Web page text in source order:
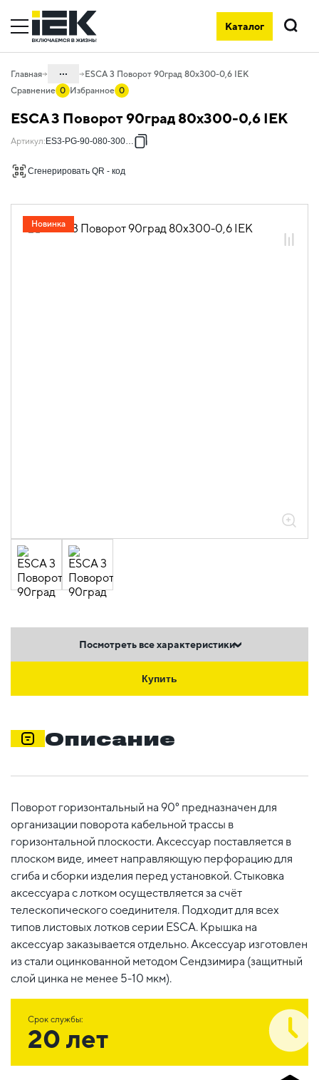
Каталог
Поиск
Главная ...
05.04.04 Аксессуары для лотков
листовых ESCA
ESCA 3 Поворот 90град 80х300-0,6 IEK
Сравнение 0 Избранное 0
ESCA 3 Поворот 90град 80х300-0,6 IEK
Новинка
Артикул: ES3-PG-90-080-300-06
Сгенерировать QR - код
Посмотреть все характеристики
Купить
Описание
Поворот горизонтальный на 90° предназначен для
организации поворота кабельной трассы в
горизонтальной плоскости. Аксессуар поставляется в
плоском виде, имеет направляющую перфорацию для
сгиба и сборки изделия перед установкой. Стыковка
аксессуара с лотком осуществляется за счёт
телескопического соединителя. Подходит для всех
типов листовых лотков серии ESCA. Крышка на
аксессуар заказывается отдельно. Аксессуар изготовлен
из стали оцинкованной методом Сендзимира (защитный
слой цинка не менее 5-10 мкм).
Срок службы:
20 лет